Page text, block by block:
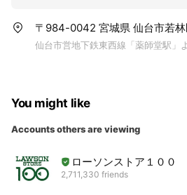
〒984-0042 宮城県 仙台市若
仙台市営地下鉄東西線「薬師堂駅」
You might like
Accounts others are viewing
ローソンストア１００
2,711,330 friends